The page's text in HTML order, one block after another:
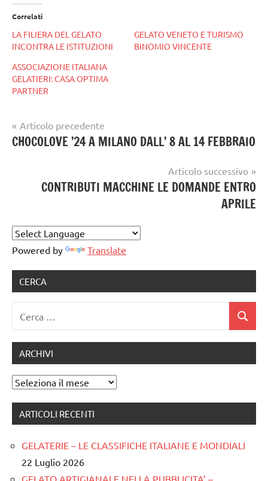
Correlati
LA FILIERA DEL GELATO
INCONTRA LE ISTITUZIONI
GELATO VENETO E TURISMO
BINOMIO VINCENTE
ASSOCIAZIONE ITALIANA
GELATIERI: CASA OPTIMA
PARTNER
Tag
aigelatieri,
gelataio
Navigazione
articoli
Articolo precedente
CHOCOLOVE ’24 A MILANO DALL’ 8 AL 14 FEBBRAIO
Articolo successivo
CONTRIBUTI MACCHINE LE DOMANDE ENTRO
APRILE
Powered by Translate
CERCA
per:
Cerca
ARCHIVI
Archivi
ARTICOLI RECENTI
GELATERIE – LE CLASSIFICHE ITALIANE E MONDIALI
22 Luglio 2026